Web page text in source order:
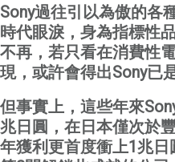
Sony過往引以為傲的各
時代眼淚，身為指標性
不再，若只看在消費性
現，或許會得出Sony已
但事實上， 這些年來
兆日圓，在日本僅次於
年獲利更首度衝上1 兆日